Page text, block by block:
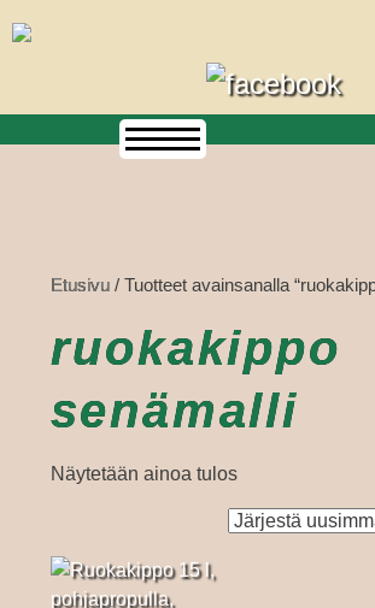
to
Etusivu/ Tuotteet avainsanalla
ruokakippo
senämalli
Näytetään ainoa tulos